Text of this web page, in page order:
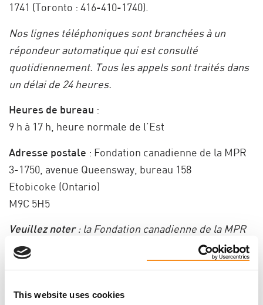
This website uses cookies
1741 (Toronto : 416-410-1740).
Nos lignes téléphoniques sont branchées à un
répondeur automatique qui est consulté
quotidiennement. Tous les appels sont traités dans
un délai de 24 heures.
Heures de bureau :
9 h à 17 h, heure normale de l’Est
Adresse postale : Fondation canadienne de la MPR
3-1750, avenue Queensway, bureau 158
Etobicoke (Ontario)
M9C 5H5
Veuillez noter: la Fondation canadienne de la MPR
n’emploie pas de professionnels de la santé et ne
peut donc pas répondre à des questions médicales
santé individuels. Pour les questions spécifiques